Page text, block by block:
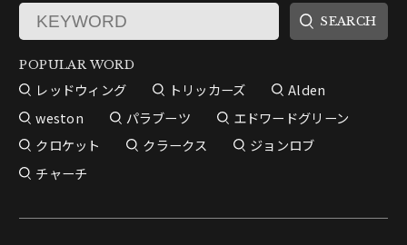
POPULAR WORD
レッドウィング トリッカーズ
Alden
weston
パラブーツ
エドワードグリーン
クロケット
クラークス
ジョンロブ
チャーチ